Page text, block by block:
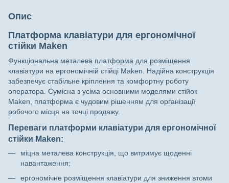
Опис
Платформа клавіатури для ергономічної
стійки Maken
Функціональна металева платформа для розміщення
клавіатури на ергономічній стійці Maken. Надійна конструкція
забезпечує стабільне кріплення та комфортну роботу
оператора. Сумісна з усіма основними моделями стійок
Maken, платформа є чудовим рішенням для організації
робочого місця на точці продажу.
Переваги платформи клавіатури для ергономічної
стійки Maken:
міцна металева конструкція, що витримує щоденні
навантаження;
ергономічне розміщення клавіатури для зниження втоми